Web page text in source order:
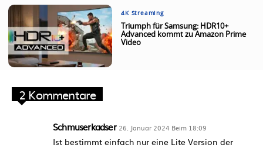
4K Streaming
Triumph für Samsung: HDR10+
Advanced kommt zu Amazon Prime
Video
2 Kommentare
Schmuserkadser 26. Januar 2024 Beim 18:09
Ist bestimmt einfach nur eine Lite Version der